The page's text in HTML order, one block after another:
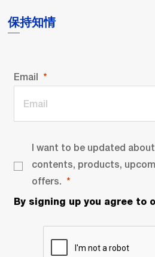
保持知情
Email
I want to be updated
contents, products,
offers.
By signing up you agree to